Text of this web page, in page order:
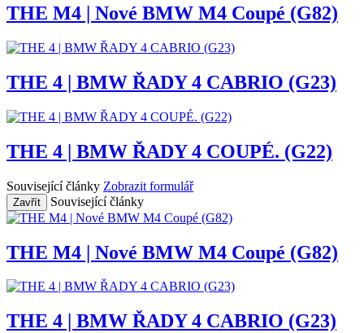
THE M4 | Nové BMW M4 Coupé (G82)
THE 4 | BMW ŘADY 4 CABRIO (G23)
THE 4 | BMW ŘADY 4 COUPÉ. (G22)
Související články Zobrazit formulář
Zavřít Související články
THE M4 | Nové BMW M4 Coupé (G82)
THE 4 | BMW ŘADY 4 CABRIO (G23)